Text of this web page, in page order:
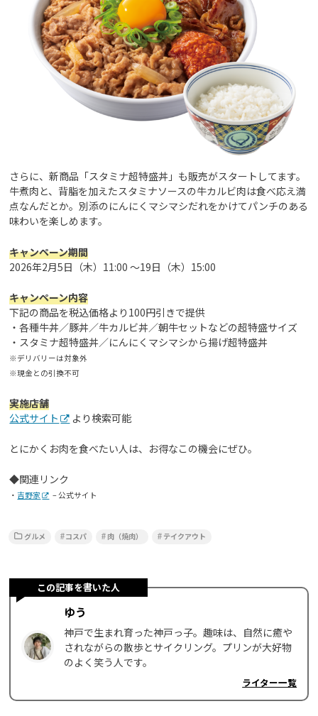
さらに、新商品「スタミナ超特盛丼」も販売がスタートしてます。
牛煮肉と、背脂を加えたスタミナソースの牛カルビ肉は食べ応え満
点なんだとか。別添のにんにくマシマシだれをかけてパンチのある
味わいを楽しめます。
キャンペーン期間
2026年2月5日（木）11:00 ～19日（木）15:00
キャンペーン内容
下記の商品を税込価格より100円引きで提供
・各種牛丼／豚丼／牛カルビ丼／朝牛セットなどの超特盛サイズ
・スタミナ超特盛丼／にんにくマシマシから揚げ超特盛丼
※デリバリーは対象外
※現金との引換不可
実施店舗
公式サイト
より検索可能
とにかくお肉を食べたい人は、お得なこの機会にぜひ。
◆関連リンク
・吉野家 – 公式サイト
グルメ コスパ 肉（焼肉） テイクアウト
この記事を書いた人
ゆう
神戸で生まれ育った神戸っ子。趣味は、自然に癒や
されながらの散歩とサイクリング。プリンが大好物
のよく笑う人です。
ライター一覧